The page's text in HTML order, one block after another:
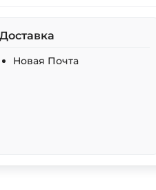
Доставка
Новая Почта